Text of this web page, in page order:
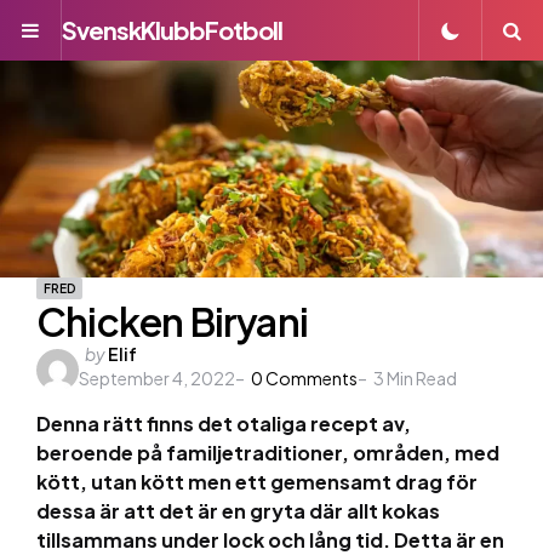
Menu
SvenskKlubbFotboll
FRED
Chicken Biryani
Posted
by
byElif
September 4, 2022
0Comments 3 Min Read
Denna rätt finns det otaliga recept av,
beroende på familjetraditioner, områden, med
kött, utan kött men ett gemensamt drag för
dessa är att det är en gryta där allt kokas
tillsammans under lock och lång tid. Detta är en